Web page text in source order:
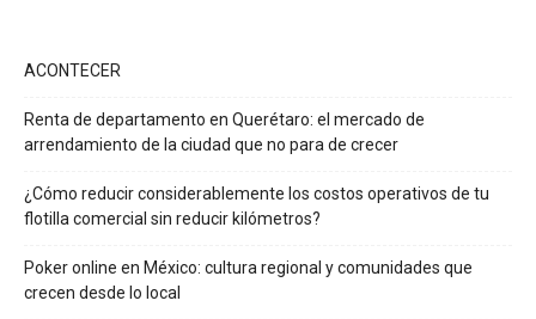
ACONTECER
Renta de departamento en Querétaro: el mercado de
arrendamiento de la ciudad que no para de crecer
¿Cómo reducir considerablemente los costos operativos de tu
flotilla comercial sin reducir kilómetros?
Poker online en México: cultura regional y comunidades que
crecen desde lo local